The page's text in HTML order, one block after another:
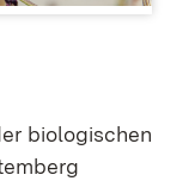
biologischen